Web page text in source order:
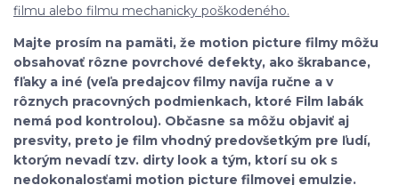
filmu alebo filmu mechanicky poškodeného.
Majte prosím na pamäti, že motion picture filmy môžu
obsahovať rôzne povrchové defekty, ako škrabance,
fľaky a iné (veľa predajcov filmy navíja ručne a v
rôznych pracovných podmienkach, ktoré Film labák
nemá pod kontrolou). Občasne sa môžu objaviť aj
presvity, preto je film vhodný predovšetkým pre ľudí,
ktorým nevadí tzv. dirty look a tým, ktorí su ok s
nedokonalosťami motion picture filmovej emulzie.